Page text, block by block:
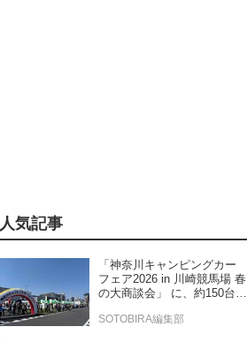
人気記事
「神奈川キャンピングカー
フェア2026 in 川崎競馬場 春
の大商談会」 に、約150台の
SOTOBIRA編集部